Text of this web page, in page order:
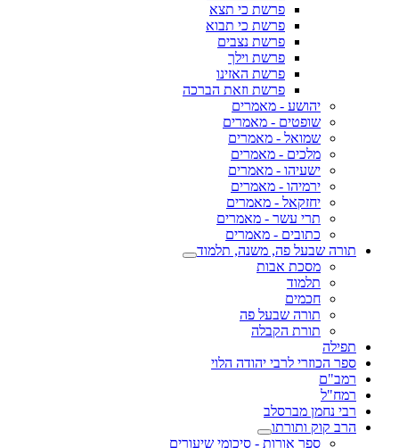
פרשת כי תצא
פרשת כי תבוא
פרשת נצבים
פרשת וילך
פרשת האזינו
פרשת וזאת הברכה
יהושע - מאמרים
שופטים - מאמרים
שמואל - מאמרים
מלכים - מאמרים
ישעיהו - מאמרים
ירמיהו - מאמרים
יחזקאל - מאמרים
תרי עשר - מאמרים
כתובים - מאמרים
תורה שבעל פה, משנה, תלמוד
מסכת אבות
תלמוד
חכמים
תורה שבעל פה
תורת הקבלה
תפילה
ספר הכוזרי לרבי יהודה הלוי
רמב"ם
רמח"ל
רבי נחמן מברסלב
הרב קוק ותורתו
ספר אורות - סיכומי שיעורים